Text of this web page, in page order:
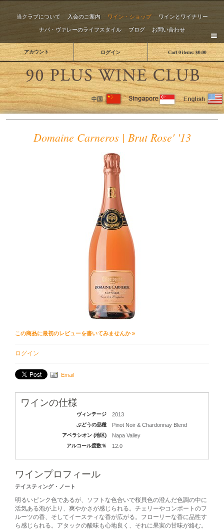
当クラブについて 入会のご案内 ワイン・ショップ
ワインとワイナリー
ナパ・ヴァレーのライフスタイル
ブログ お問い合わせ
Cart0items:$0.00
アカウント ログイン
The
Domaine Carneros | Brut Rose' '13
この商品に最初のレビューを書いてみませんか »
ログイン
Email
ワインの仕様
ヴィンテージ 2013
ぶどうの品種 Pinot Noir & Chardonnay Blend
アペラシオン (地区) Napa Valley
アルコール度数％ 12.0
ワインプロフィール
テイスティング・ノート
明るいピンク色であるが、ソフトな色合いで桜貝色の澄んだ色調の中に
活気ある泡が上り、爽やかさが感じられる。チェリーやコンポートのフ
ルーツの香、そしてイースティな香が広がる。フローリーな香に品性す
ら感じられる。アタックの酸味も心地良く、それに果実の甘味が絡む。